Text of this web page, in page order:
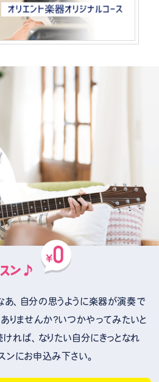
ン♪
、自分の思うように楽器が演奏で
りませんか？いつかやってみたいと
ければ、なりたい自分にきっとなれ
ンにお申込み下さい。